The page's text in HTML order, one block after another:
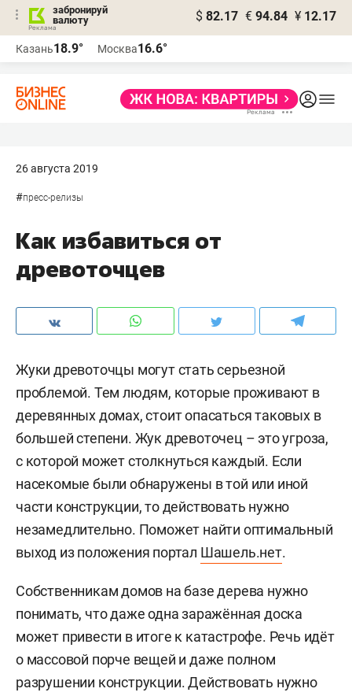
забронируй
валюту
$ 82.17 € 94.84 ¥ 12.17
Казань18.9° Москва16.6°
26 августа 2019
#пресс-релизы
Как избавиться от
древоточцев
Жуки древоточцы могут стать серьезной
проблемой. Тем людям, которые проживают в
деревянных домах, стоит опасаться таковых в
большей степени. Жук древоточец – это угроза,
с которой может столкнуться каждый. Если
насекомые были обнаружены в той или иной
части конструкции, то действовать нужно
незамедлительно. Поможет найти оптимальный
выход из положения портал Шашель.нет.
Собственникам домов на базе дерева нужно
понимать, что даже одна заражённая доска
может привести в итоге к катастрофе. Речь идёт
о массовой порче вещей и даже полном
разрушении конструкции. Действовать нужно